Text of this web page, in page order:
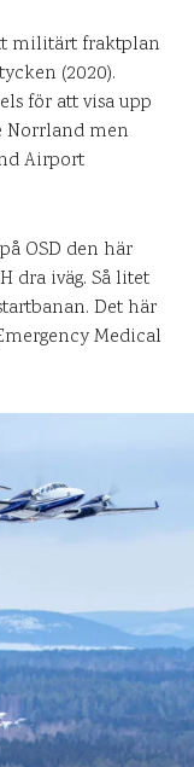
militärt fraktplan
(2020).
för att visa upp
Norrland men
Airport
OSD den här
dra iväg. Så litet
Det här
Medical